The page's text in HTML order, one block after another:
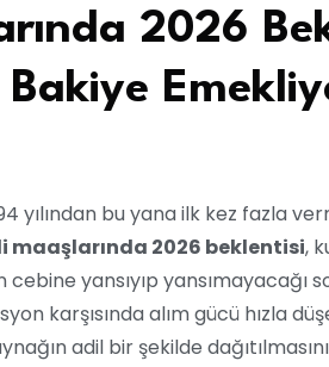
2026
yılından bu yana ilk kez fazla
maaşlarında 2026 beklentisi,
yansıyıp yansımayacağı
karşısında alım gücü hızla
adil bir şekilde